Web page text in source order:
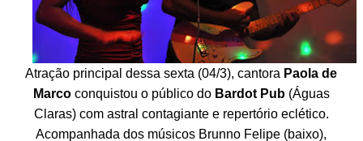
Atração principal dessa sexta (04/3), cantora Paola de
Marcoconquistou o público do Bardot Pub(Águas
Claras) com astral contagiante e repertório eclético.
Acompanhada dos músicos Brunno Felipe (baixo),